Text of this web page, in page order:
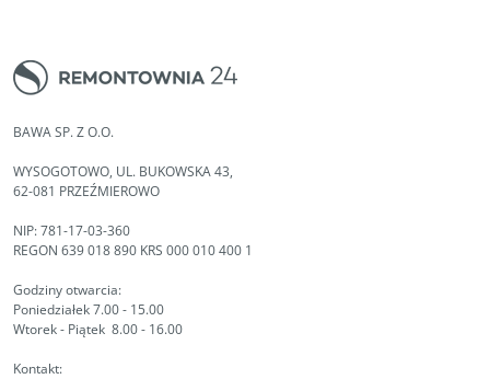
BAWA SP. Z O.O.
WYSOGOTOWO, UL. BUKOWSKA 43,
62-081 PRZEŹMIEROWO
NIP: 781-17-03-360
REGON 639 018 890 KRS 000 010 400 1
Godziny otwarcia:
Poniedziałek 7.00 - 15.00
Wtorek - Piątek 8.00 - 16.00
Kontakt: